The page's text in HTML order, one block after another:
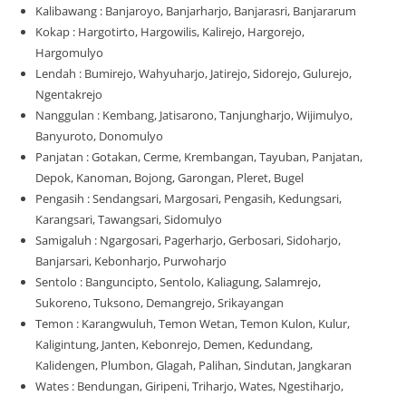
Kalibawang : Banjaroyo, Banjarharjo, Banjarasri, Banjararum
Kokap : Hargotirto, Hargowilis, Kalirejo, Hargorejo,
Hargomulyo
Lendah : Bumirejo, Wahyuharjo, Jatirejo, Sidorejo, Gulurejo,
Ngentakrejo
Nanggulan : Kembang, Jatisarono, Tanjungharjo, Wijimulyo,
Banyuroto, Donomulyo
Panjatan : Gotakan, Cerme, Krembangan, Tayuban, Panjatan,
Depok, Kanoman, Bojong, Garongan, Pleret, Bugel
Pengasih : Sendangsari, Margosari, Pengasih, Kedungsari,
Karangsari, Tawangsari, Sidomulyo
Samigaluh : Ngargosari, Pagerharjo, Gerbosari, Sidoharjo,
Banjarsari, Kebonharjo, Purwoharjo
Sentolo : Banguncipto, Sentolo, Kaliagung, Salamrejo,
Sukoreno, Tuksono, Demangrejo, Srikayangan
Temon : Karangwuluh, Temon Wetan, Temon Kulon, Kulur,
Kaligintung, Janten, Kebonrejo, Demen, Kedundang,
Kalidengen, Plumbon, Glagah, Palihan, Sindutan, Jangkaran
Wates : Bendungan, Giripeni, Triharjo, Wates, Ngestiharjo,